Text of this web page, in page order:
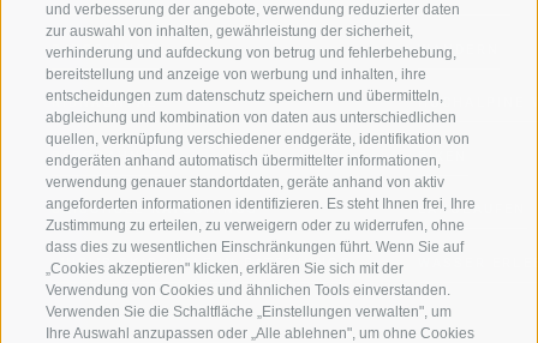
und verbesserung der angebote, verwendung reduzierter daten
zur auswahl von inhalten, gewährleistung der sicherheit,
verhinderung und aufdeckung von betrug und fehlerbehebung,
bereitstellung und anzeige von werbung und inhalten, ihre
entscheidungen zum datenschutz speichern und übermitteln,
abgleichung und kombination von daten aus unterschiedlichen
quellen, verknüpfung verschiedener endgeräte, identifikation von
endgeräten anhand automatisch übermittelter informationen,
verwendung genauer standortdaten, geräte anhand von aktiv
angeforderten informationen identifizieren. Es steht Ihnen frei, Ihre
Zustimmung zu erteilen, zu verweigern oder zu widerrufen, ohne
dass dies zu wesentlichen Einschränkungen führt. Wenn Sie auf
„Cookies akzeptieren" klicken, erklären Sie sich mit der
Verwendung von Cookies und ähnlichen Tools einverstanden.
Verwenden Sie die Schaltfläche „Einstellungen verwalten", um
Ihre Auswahl anzupassen oder „Alle ablehnen", um ohne Cookies
RATSCHINGS
RIDNAUNTAL
BERGBAHNEN
SKISCHULE RATSCHINGS
LUISL'S SKISCHULE IN RATSCHINGS
WANDERN
HOCHALPINE
BIKEN
LANGLAUFEN